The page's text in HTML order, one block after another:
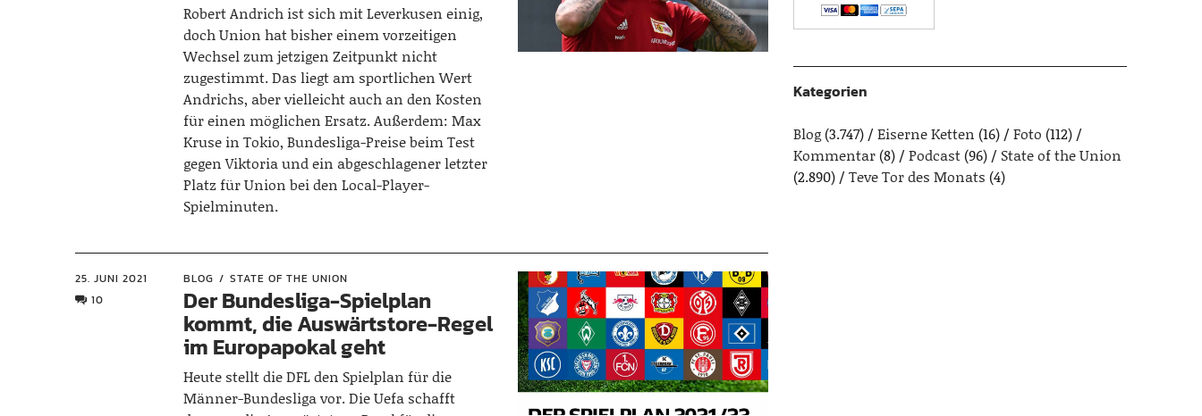
Robert Andrich ist sich mit Leverkusen einig,
doch Union hat bisher einem vorzeitigen
Wechsel zum jetzigen Zeitpunkt nicht
zugestimmt. Das liegt am sportlichen Wert
Andrichs, aber vielleicht auch an den Kosten
für einen möglichen Ersatz. Außerdem: Max
Kruse in Tokio, Bundesliga-Preise beim Test
gegen Viktoria und ein abgeschlagener letzter
Platz für Union bei den Local-Player-
Spielminuten.
25. JUNI 2021
10
BLOG STATE OF THE UNION
Der Bundesliga-Spielplan
kommt, die Auswärtstore-Regel
im Europapokal geht
Heute stellt die DFL den Spielplan für die
Männer-Bundesliga vor. Die Uefa schafft
Kategorien
Blog(3.747) Eiserne Ketten (16) Foto (112)
Kommentar(8) Podcast(96)
State of the Union
(2.890)
Teve Tor des Monats (4)